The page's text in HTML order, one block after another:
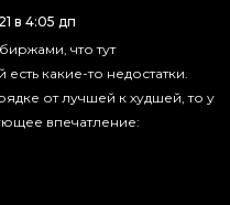
в 4:05 дп
что тут
какие-то недостатки.
от лучшей к худшей, то у
впечатление: